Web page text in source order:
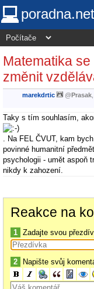
poradna.net
Matematika
změnit
marekdrtic @Prasak
Taky s tím souhlasím,
. Na FEL ČVUT, kam
povinné humanitní
psychologii - umět aspoň
nikdy k zahození.
Reakce na
1 Zadajte svou
2 Napište svůj